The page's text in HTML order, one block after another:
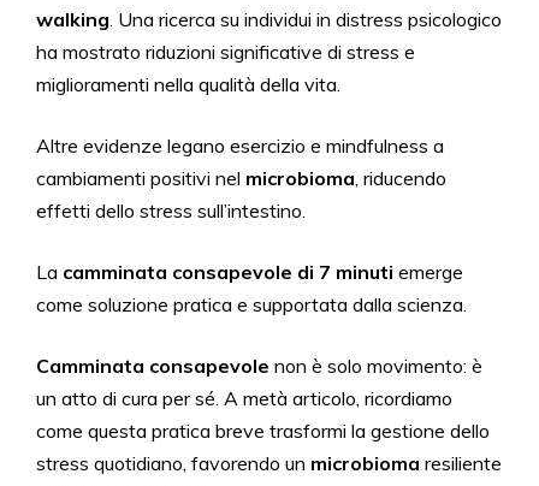
walking. Una ricerca su individui in distress psicologico
ha mostrato riduzioni significative di stress e
miglioramenti nella qualità della vita.
Altre evidenze legano esercizio e mindfulness a
cambiamenti positivi nel microbioma, riducendo
effetti dello stress sull’intestino.
La camminata consapevole di 7 minuti emerge
come soluzione pratica e supportata dalla scienza.
Camminata consapevole non è solo movimento: è
un atto di cura per sé. A metà articolo, ricordiamo
come questa pratica breve trasformi la gestione dello
stress quotidiano, favorendo un microbioma resiliente